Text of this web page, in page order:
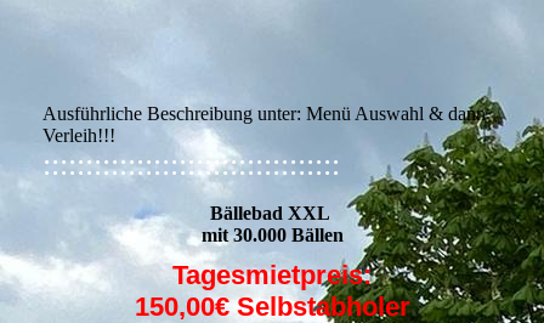
Ausführliche Beschreibung unter: Menü Auswahl & dann
Verleih!!!
:::::::::::::::::::::::::::::::::::
Bällebad XXL
mit 30.000 Bällen
Tagesmietpreis:
150,00€ Selbstabholer